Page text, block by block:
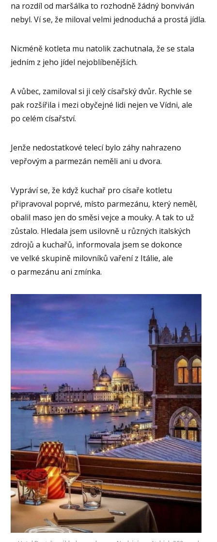
na rozdíl od maršálka to rozhodně žádný bonviván
nebyl. Ví se, že miloval velmi jednoduchá a prostá jídla.
Nicméně kotleta mu natolik zachutnala, že se stala
jedním z jeho jídel nejoblíbenějších.
A vůbec, zamiloval si ji celý císařský dvůr. Rychle se
pak rozšířila i mezi obyčejné lidi nejen ve Vídni, ale
po celém císařství.
Jenže nedostatkové telecí bylo záhy nahrazeno
vepřovým a parmezán neměli ani u dvora.
Vypráví se, že když kuchař pro císaře kotletu
připravoval poprvé, místo parmezánu, který neměl,
obalil maso jen do směsi vejce a mouky. A tak to už
zůstalo. Hledala jsem usilovně u různých italských
zdrojů a kuchařů, informovala jsem se dokonce
ve velké skupině milovníků vaření z Itálie, ale
o parmezánu ani zmínka.